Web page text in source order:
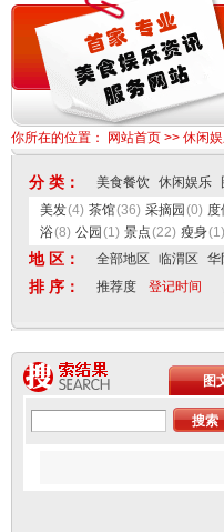
你所在的位置： 网站首页 >> 休闲
分 类： 美食餐饮 休闲娱乐
美发(4) 茶馆(36) 采摘园 (0) 度
浴(8) 公园 (1) 景点(22) 瘦身(1)
地 区： 全部地区 临渭区 华
排 序： 推荐度 登记时间
图